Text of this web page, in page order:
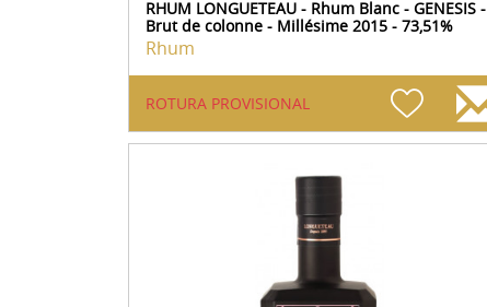
RHUM LONGUETEAU - Rhum Blanc - GENESIS -
Brut de colonne - Millésime 2015 - 73,51%
Rhum
ROTURA PROVISIONAL